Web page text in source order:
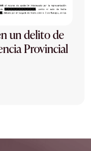
un delito de
Provincial